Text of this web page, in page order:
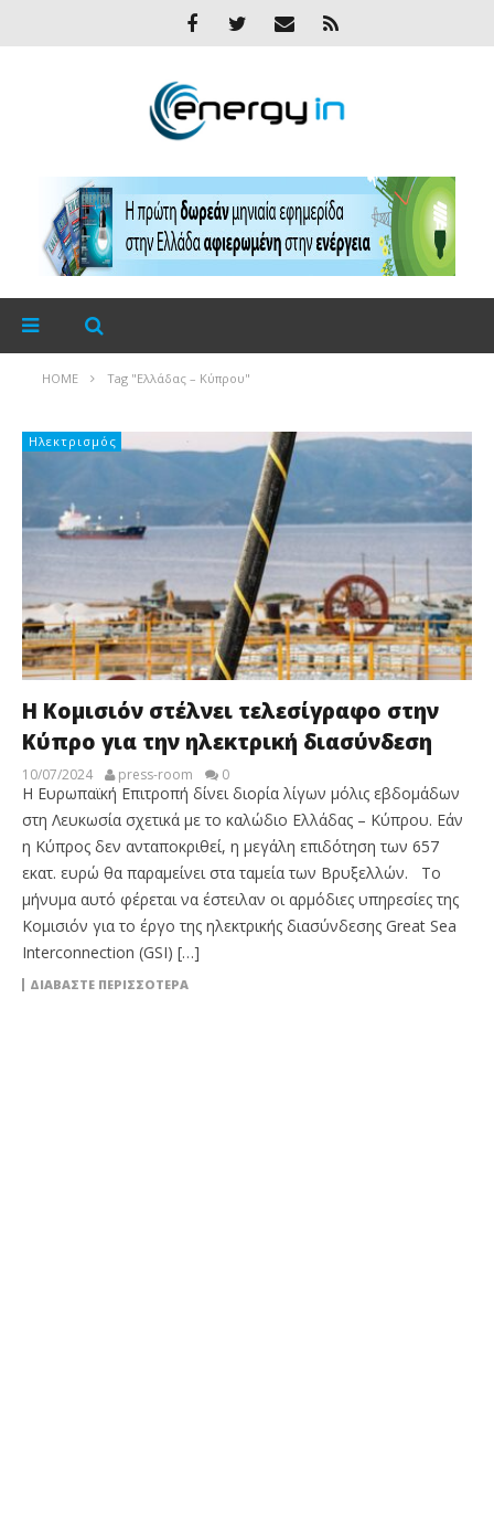
HOME Tag "Ελλάδας – Κύπρου"
Ηλεκτρισμός
H Κομισιόν στέλνει τελεσίγραφο στην
Κύπρο για την ηλεκτρική διασύνδεση
10/07/2024 press-room 0
Η Ευρωπαϊκή Επιτροπή δίνει διορία λίγων μόλις εβδομάδων
στη Λευκωσία σχετικά με το καλώδιο Ελλάδας – Κύπρου. Εάν
η Κύπρος δεν ανταποκριθεί, η μεγάλη επιδότηση των 657
εκατ. ευρώ θα παραμείνει στα ταμεία των Βρυξελλών. Το
μήνυμα αυτό φέρεται να έστειλαν οι αρμόδιες υπηρεσίες της
Κομισιόν για το έργο της ηλεκτρικής διασύνδεσης Great Sea
Interconnection (GSI) […]
ΔΙΑΒΆΣΤΕ ΠΕΡΙΣΣΌΤΕΡΑ